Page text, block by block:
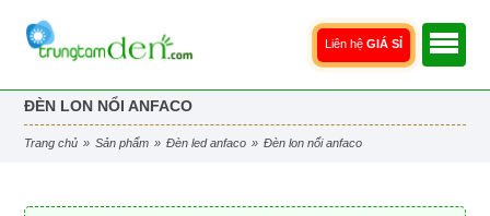
Liên hệ GIÁ SỈ
ĐÈN LON NỔI ANFACO
trang chủ » sản phẩm » đèn led anfaco » đèn lon nổi anfaco